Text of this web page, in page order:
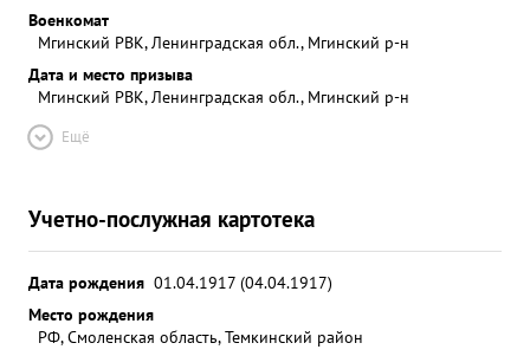
Военкомат
Мгинский РВК, Ленинградская обл., Мгинский р-н
Дата и место призыва
Мгинский РВК, Ленинградская обл., Мгинский р-н
Ещё
Учетно-послужная картотека
Дата рождения 01.04.1917 (04.04.1917)
Место рождения
РФ, Смоленская область, Темкинский район